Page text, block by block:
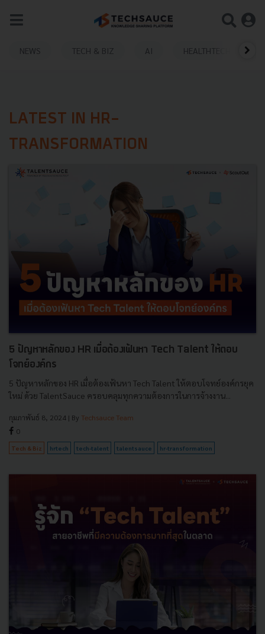
NEWS TECH & BIZ AI HEALTHTECH
LATEST IN HR-
TRANSFORMATION
5 ปัญหาหลักของ HR เมื่อต้องเฟ้นหา Tech Talent ให้ตอบ
โจทย์องค์กร
5 ปัญหาหลักของ HR เมื่อต้องเฟ้นหา Tech Talent ให้ตอบโจทย์องค์กรยุค
ใหม่ ด้วย TalentSauce ครอบคลุมทุกความต้องการในการจ้างงาน...
กุมภาพันธ์ 8, 2024 | By Techsauce Team
0
Tech & Biz hrtech tech-talent talentsauce hr-transformation